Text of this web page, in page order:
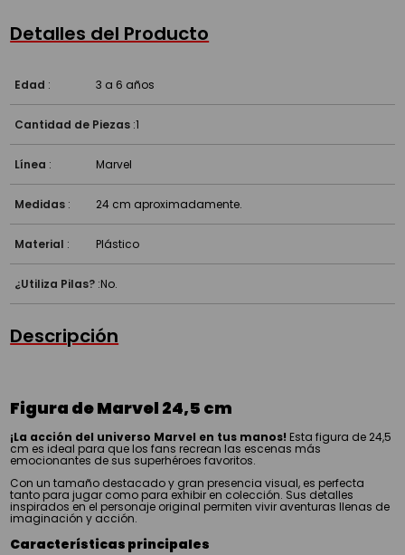
Detalles del Producto
Edad : 3 a 6 años
Cantidad de Piezas :1
Línea : Marvel
Medidas : 24 cm aproximadamente.
Material : Plástico
¿Utiliza Pilas? :No.
Descripción
Figura de Marvel 24,5 cm
¡La acción del universo Marvel en tus manos! Esta figura de 24,5
cm es ideal para que los fans recrean las escenas más
emocionantes de sus superhéroes favoritos.
Con un tamaño destacado y gran presencia visual, es perfecta
tanto para jugar como para exhibir en colección. Sus detalles
inspirados en el personaje original permiten vivir aventuras llenas de
imaginación y acción.
Características principales